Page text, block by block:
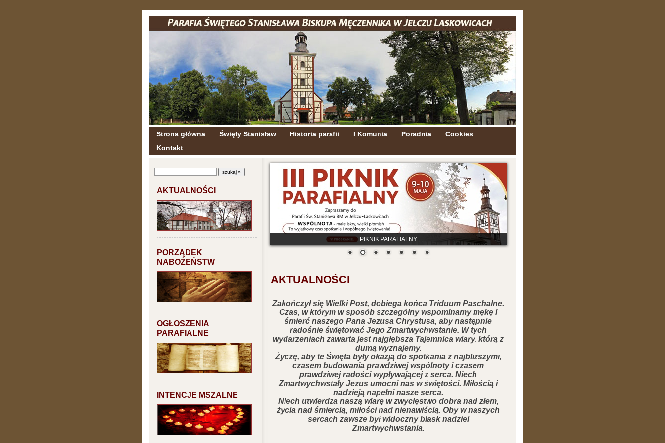
Strona główna Święty Stanisław Historia parafii I Komunia Poradnia
Cookies
Kontakt
AKTUALNOŚCI
PORZĄDEK
NABOŻEŃSTW
OGŁOSZENIA
PARAFIALNE
INTENCJE MSZALNE
PIKNIK PARAFIALNY
AKTUALNOŚCI
Zakończył się Wielki Post, dobiega końca Triduum Paschalne.
Czas, w którym w sposób szczególny wspominamy mękę i
śmierć naszego Pana Jezusa Chrystusa, aby następnie
radośnie świętować Jego Zmartwychwstanie. W tych
wydarzeniach zawarta jest najgłębsza Tajemnica wiary, którą z
dumą wyznajemy.
Życzę, aby te Święta były okazją do spotkania z najbliższymi,
czasem budowania prawdziwej wspólnoty i czasem
prawdziwej radości wypływającej z serca. Niech
Zmartwychwstały Jezus umocni nas w świętości. Miłością i
nadzieją napełni nasze serca.
Niech utwierdza naszą wiarę w zwycięstwo dobra nad złem,
życia nad śmiercią, miłości nad nienawiścią. Oby w naszych
sercach zawsze był widoczny blask nadziei
Zmartwychwstania.